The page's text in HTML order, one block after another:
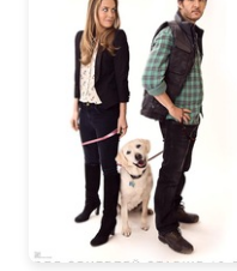
4.9